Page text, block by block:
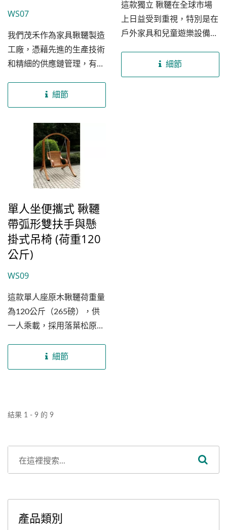
WS07
我們茂禾作為家具鞦韆製造
工廠，憑藉先進的生產技術
和精細的供應鏈管理，有效
提供價格合理的高品質家
具。我們精選的...
細節
這款獨立 鞦韆在全球市場
上日益受到重視，特別是在
戶外家具和兒童遊樂設備領
人座鞦韆使用100%...
細節
單人坐便攜式 鞦韆
帶弧形雙扶手與懸
掛式吊椅 (荷重120
公斤)
WS09
這款單人座原木鞦韆荷重量
為120公斤（265磅），供
一人乘載，採用落葉松原木
路，並利用熱壓成型機加
工，自動配料快、精準度
條，穩固基底結構，使鞦韆
細節
結果 1 - 9 的 9
產品類別